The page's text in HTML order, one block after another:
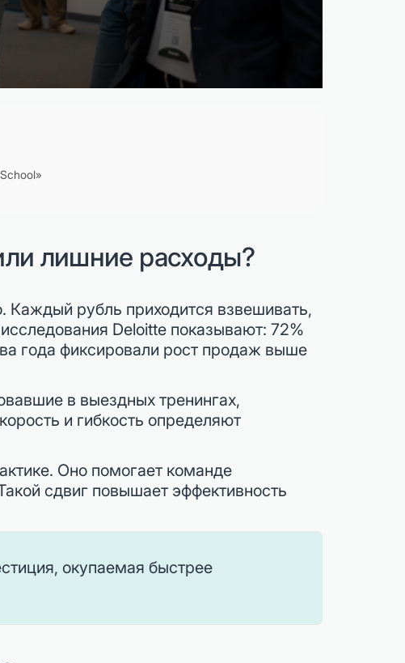
лишние расходы?
Каждый рубль приходится взвешивать,
Deloitte показывают: 72%
года фиксировали рост продаж выше
в выездных тренингах,
и гибкость определяют
Оно помогает команде
сдвиг повышает эффективность
окупаемая быстрее